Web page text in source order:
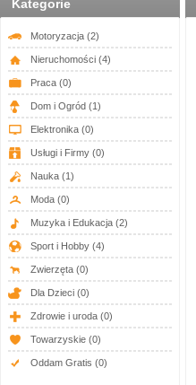
Kategorie
Motoryzacja (2)
Nieruchomości (4)
Praca (0)
Dom i Ogród (1)
Elektronika (0)
Usługi i Firmy (0)
Nauka (1)
Moda (0)
Muzyka i Edukacja (2)
Sport i Hobby (4)
Zwierzęta (0)
Dla Dzieci (0)
Zdrowie i uroda (0)
Towarzyskie (0)
Oddam Gratis (0)